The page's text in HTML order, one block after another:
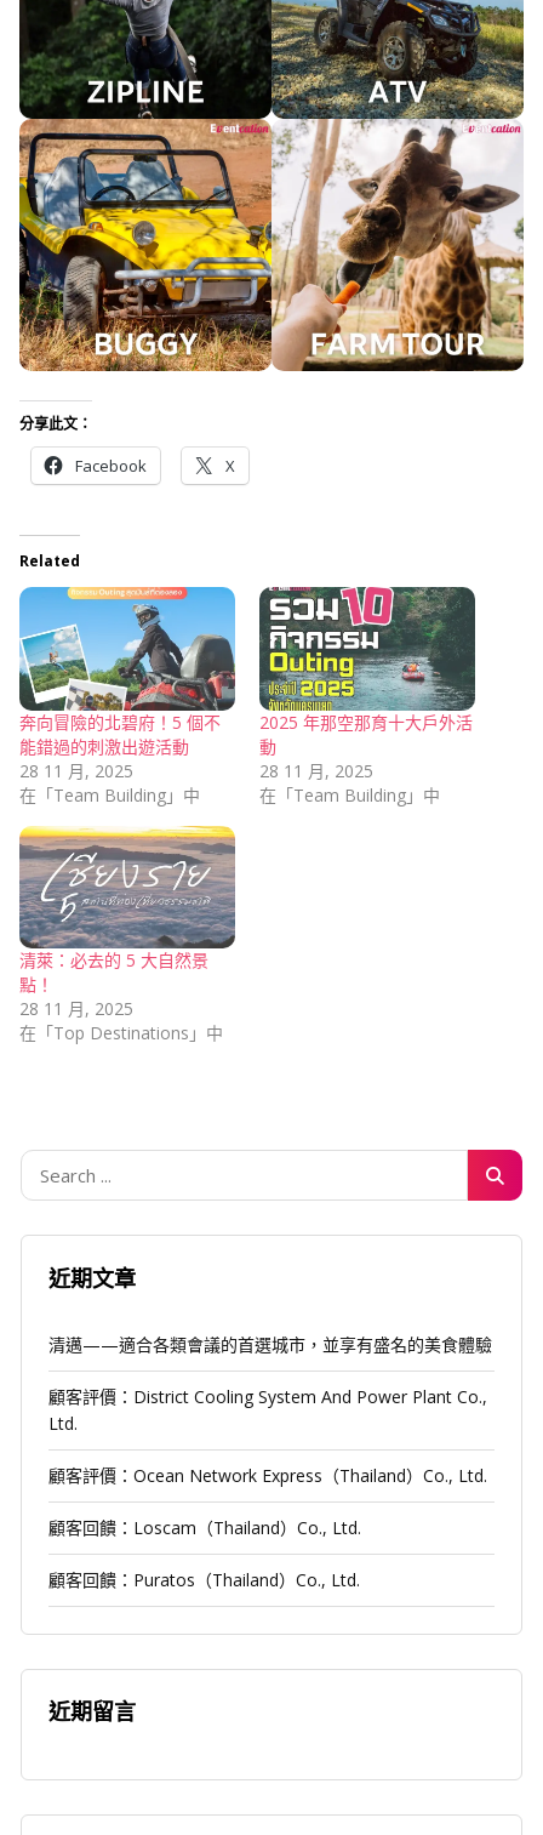
分享此文：
Facebook X
Related
奔向冒險的北碧府！5 個不
能錯過的刺激出遊活動
28 11 月, 2025
在「Team Building」中
2025 年那空那育十大戶外活
動
28 11 月, 2025
在「Team Building」中
清萊：必去的 5 大自然景
點！
28 11 月, 2025
在「Top Destinations」中
近期文章
清邁——適合各類會議的首選城市，並享有盛名的美食體驗
顧客評價：District Cooling System And Power Plant Co.,
Ltd.
顧客評價：Ocean Network Express（Thailand）Co., Ltd.
顧客回饋：Loscam（Thailand）Co., Ltd.
顧客回饋：Puratos（Thailand）Co., Ltd.
近期留言